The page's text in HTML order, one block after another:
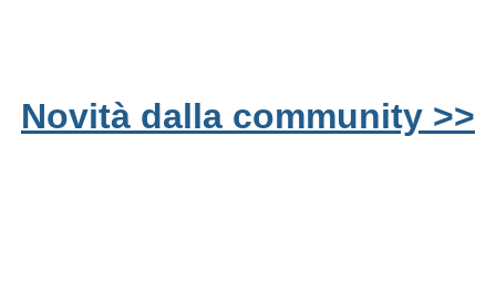
Novità dalla community >>